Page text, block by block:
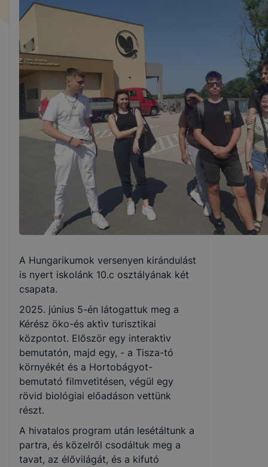
A Hungarikumok versenyen kirándulást
is nyert iskolánk 10.c osztályának két
csapata.
2025. június 5-én látogattuk meg a
Kérész öko-és aktìv turisztikai
központot. Először egy interaktìv
bemutatón, majd egy, - a Tisza-tó
környékét és a Hortobágyot-
bemutató filmvetìtésen, végül egy
rövid biológiai előadáson vettünk
részt.
A hivatalos program után lesétáltunk a
partra, és közelről csodáltuk meg a
tavat, az élővilágát, és a kifutó